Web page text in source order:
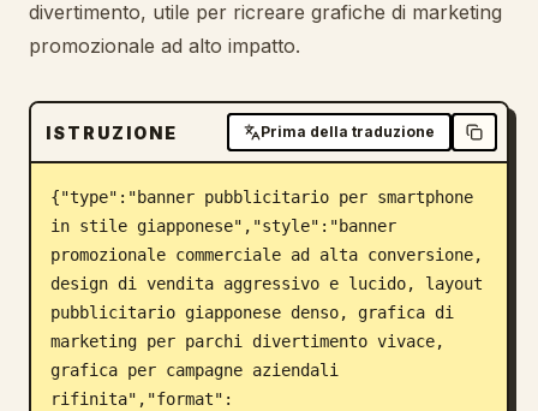
Scarica
Blog
Aggiornamenti
divertimento, utile per ricreare grafiche di marketing
promozionale ad alto impatto.
ISTRUZIONE Prima della traduzione
{"type":"banner pubblicitario per smartphone
in stile giapponese","style":"banner
promozionale commerciale ad alta conversione,
design di vendita aggressivo e lucido, layout
pubblicitario giapponese denso, grafica di
marketing per parchi divertimento vivace,
grafica per campagne aziendali
rifinita","format":